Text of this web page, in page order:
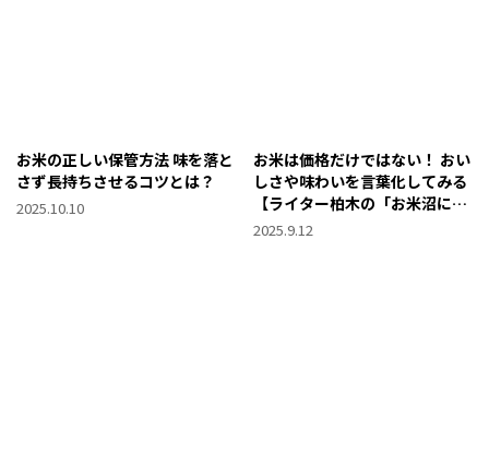
お米の正しい保管方法 味を落と
さず長持ちさせるコツとは？
2025.10.10
お米は価格だけではない！ おい
しさや味わいを言葉化してみる
【ライター柏木の「お米沼によ
うこそ」第10回】
2025.9.12